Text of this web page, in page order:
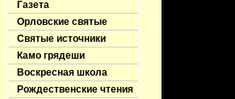
Газета
Орловские святые
Святые источники
Камо грядеши
Воскресная школа
Рождественские чтения